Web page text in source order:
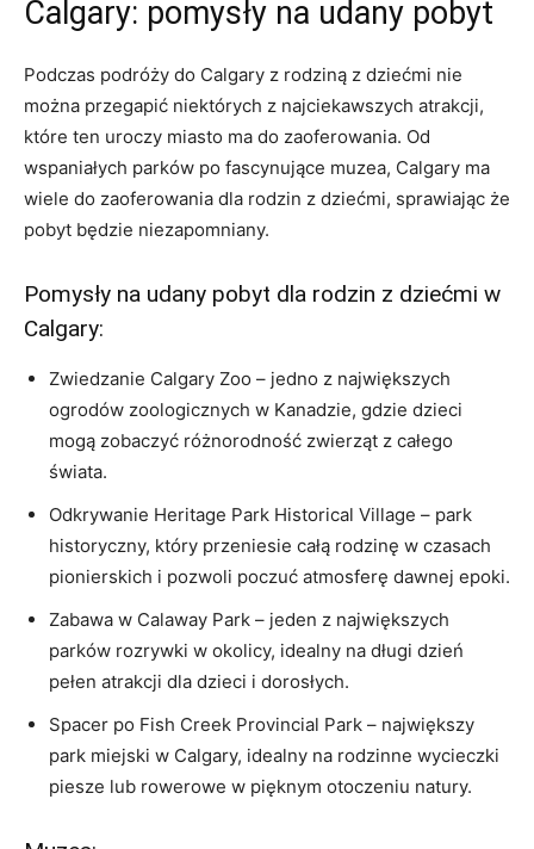
Calgary: pomysły na udany pobyt
Podczas ⁣podróży do Calgary⁤ z rodziną z dziećmi nie
można przegapić niektórych z najciekawszych atrakcji,
które ten uroczy miasto ma do zaoferowania. Od
wspaniałych parków po fascynujące muzea, Calgary ma​
wiele ⁣do zaoferowania dla rodzin z dziećmi, sprawiając że⁤
pobyt będzie niezapomniany.
Pomysły na udany pobyt dla ⁢rodzin z‌ dziećmi w
Calgary:
Zwiedzanie Calgary Zoo – jedno ‌z największych
ogrodów zoologicznych w Kanadzie, gdzie dzieci
mogą‍ zobaczyć różnorodność zwierząt z całego
świata.
Odkrywanie Heritage Park Historical Village​ – park
historyczny,⁣ który przeniesie‍ całą rodzinę w czasach
pionierskich i pozwoli poczuć atmosferę dawnej epoki.
Zabawa ⁤w Calaway‌ Park – jeden z największych
parków rozrywki w okolicy, ‍idealny na⁤ długi dzień
pełen atrakcji⁣ dla dzieci i dorosłych.
Spacer po Fish⁢ Creek Provincial Park⁢ – największy
park miejski w Calgary, idealny na rodzinne ⁣wycieczki
piesze lub rowerowe w pięknym otoczeniu‍ natury.